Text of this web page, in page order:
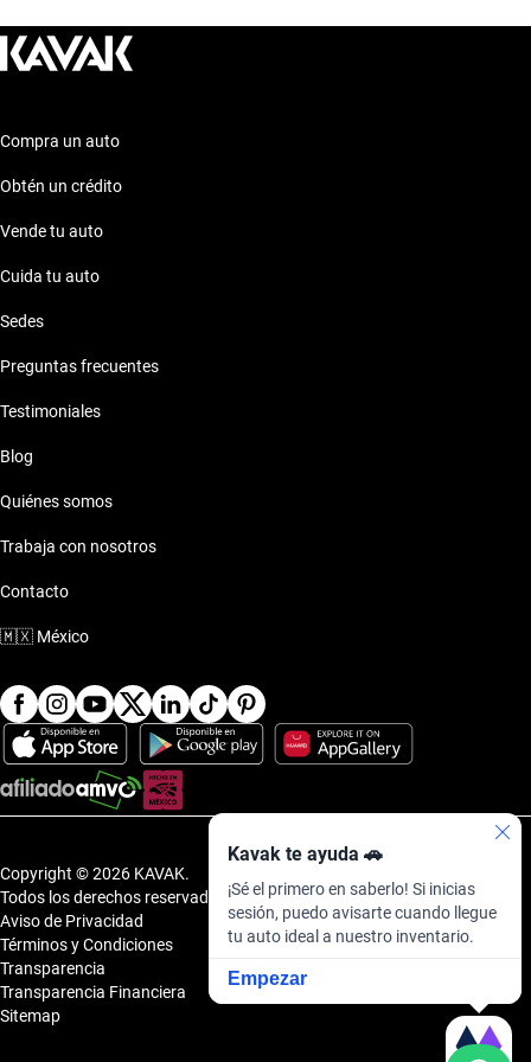
Bmw Serie 1 Punto Valle Rojo
Kavak te ayuda 🚗
¡Sé el primero en saberlo! Si inicias
sesión, puedo avisarte cuando llegue
tu auto ideal a nuestro inventario.
Empezar
Compra un auto
Obtén un crédito
Vende tu auto
Cuida tu auto
Sedes
Preguntas frecuentes
Testimoniales
Blog
Quiénes somos
Trabaja con nosotros
Contacto
🇲🇽 México
Copyright © 2026 KAVAK.
Todos los derechos reservados.
Aviso de Privacidad
Términos y Condiciones
Transparencia
Transparencia Financiera
Sitemap